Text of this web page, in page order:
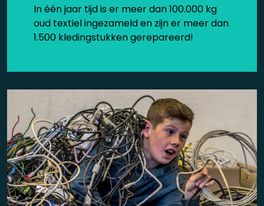
In één jaar tijd is er meer dan 100.000 kg
oud textiel ingezameld en zijn er meer dan
1.500 kledingstukken gerepareerd!